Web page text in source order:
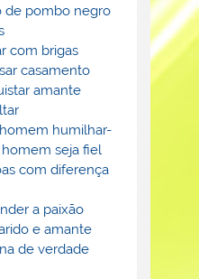
de pombo negro
com brigas
casamento
amante
humilhar-
seja fiel
com diferença
a paixão
e amante
de verdade